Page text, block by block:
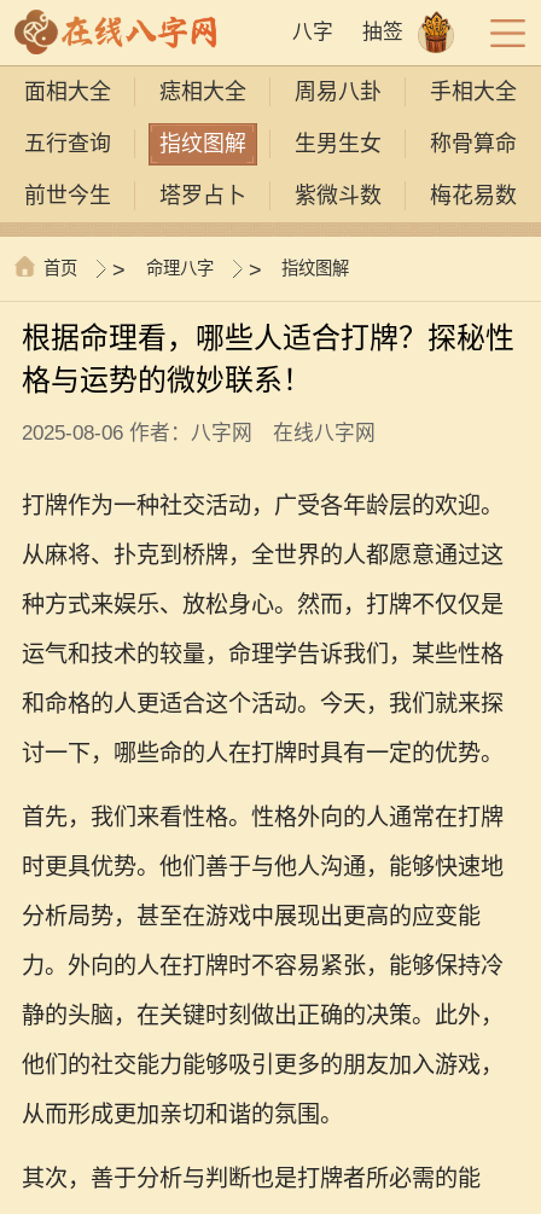
八字 抽签
面相大全 痣相大全 周易八卦 手相大全
五行查询 指纹图解 生男生女 称骨算命
前世今生 塔罗占卜 紫微斗数 梅花易数
首页 > 命理八字 > 指纹图解
根据命理看，哪些人适合打牌？探秘性
格与运势的微妙联系！
2025-08-06 作者：八字网 在线八字网
打牌作为一种社交活动，广受各年龄层的欢迎。
从麻将、扑克到桥牌，全世界的人都愿意通过这
种方式来娱乐、放松身心。然而，打牌不仅仅是
运气和技术的较量，命理学告诉我们，某些性格
和命格的人更适合这个活动。今天，我们就来探
讨一下，哪些命的人在打牌时具有一定的优势。
首先，我们来看性格。性格外向的人通常在打牌
时更具优势。他们善于与他人沟通，能够快速地
分析局势，甚至在游戏中展现出更高的应变能
力。外向的人在打牌时不容易紧张，能够保持冷
静的头脑，在关键时刻做出正确的决策。此外，
他们的社交能力能够吸引更多的朋友加入游戏，
从而形成更加亲切和谐的氛围。
其次，善于分析与判断也是打牌者所必需的能